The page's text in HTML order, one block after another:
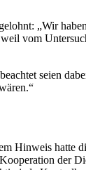
„Wir
vom
seien
Hinweis hatte
der